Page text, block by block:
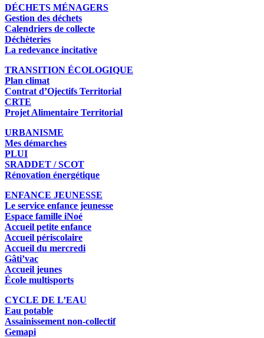
DÉCHETS MÉNAGERS
Gestion des déchets
Calendriers de collecte
Déchèteries
La redevance incitative
TRANSITION ÉCOLOGIQUE
Plan climat
Contrat d’Ojectifs Territorial
CRTE
Projet Alimentaire Territorial
URBANISME
Mes démarches
PLUI
SRADDET / SCOT
Rénovation énergétique
ENFANCE JEUNESSE
Le service enfance jeunesse
Espace famille iNoé
Accueil petite enfance
Accueil périscolaire
Accueil du mercredi
Gâti’vac
Accueil jeunes
École multisports
CYCLE DE L’EAU
Eau potable
Assainissement non-collectif
Gemapi